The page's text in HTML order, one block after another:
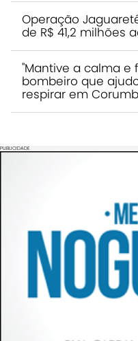
Operação
de R$ 41,2 milhões
"Mantive a calma e
bombeiro que
respirar em
PUBLICIDADE